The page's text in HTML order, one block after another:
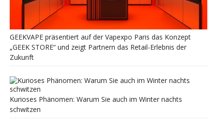
GEEKVAPE präsentiert auf der Vapexpo Paris das Konzept
„GEEK STORE“ und zeigt Partnern das Retail-Erlebnis der
Zukunft
Kurioses Phänomen: Warum Sie auch im Winter nachts
schwitzen